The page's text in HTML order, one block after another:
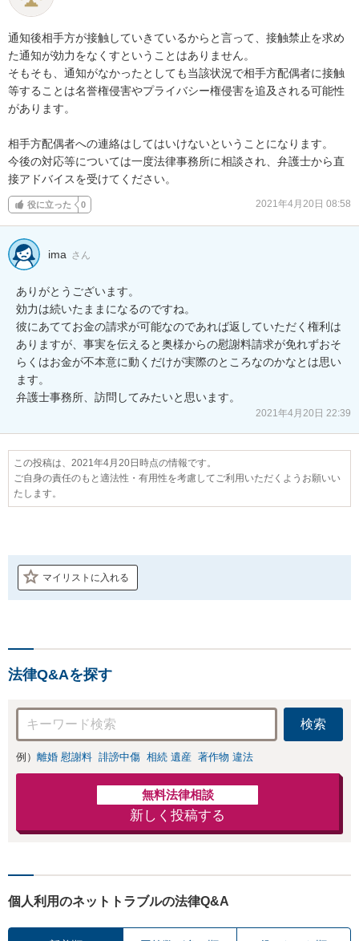
通知後相手方が接触していきているからと言って、接触禁止を求め
た通知が効力をなくすということはありません。
そもそも、通知がなかったとしても当該状況で相手方配偶者に接触
等することは名誉権侵害やプライバシー権侵害を追及される可能性
があります。
相手方配偶者への連絡はしてはいけないということになります。
今後の対応等については一度法律事務所に相談され、弁護士から直
接アドバイスを受けてください。
役に立った 0 2021年4月20日 08:58
ima さん
ありがとうございます。
効力は続いたままになるのですね。
彼にあててお金の請求が可能なのであれば返していただく権利は
ありますが、事実を伝えると奥様からの慰謝料請求が免れずおそ
らくはお金が不本意に動くだけが実際のところなのかなとは思い
ます。
弁護士事務所、訪問してみたいと思います。
2021年4月20日 22:39
この投稿は、2021年4月20日時点の情報です。
ご自身の責任のもと適法性・有用性を考慮してご利用いただくようお願いい
たします。
マイリストに入れる
法律Q&Aを探す
検索
例） 離婚 慰謝料 誹謗中傷 相続 遺産 著作物 違法
無料法律相談
新しく投稿する
個人利用のネットトラブルの法律Q&A